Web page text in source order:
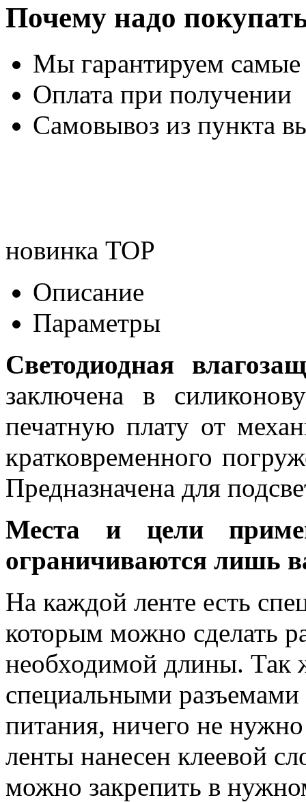
Почему надо
Мы гарантируем
Оплата при получении
Самовывоз из пункта
новинка TOP
Описание
Параметры
Светодиодная
заключена в
печатную плату от
кратковременного
Предназначена для
Места и цели
ограничиваются лишь
На каждой ленте есть
которым можно сделать
необходимой длины. Так
специальными
питания, ничего не
ленты нанесен клеевой
можно закрепить в